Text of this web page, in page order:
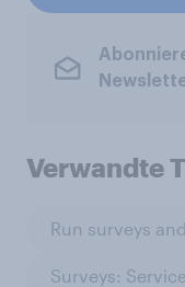
Verwandte
Run surveys
Surveys: